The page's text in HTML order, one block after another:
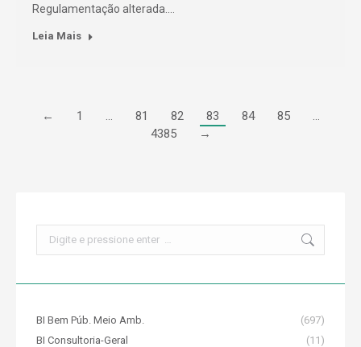
Regulamentação alterada.…
Leia Mais
← 1 … 81 82 83 84 85
…
4385
→
BI Bem Púb. Meio Amb.
(697)
BI Consultoria-Geral
(11)